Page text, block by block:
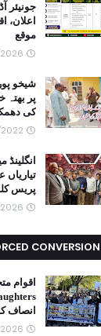
اعلان،
موقع
AM
شیخو
پر بھتہ
کی
PM
پریس
PM
CONVERSION
انصاف